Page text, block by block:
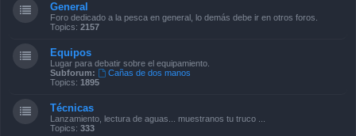
General
Foro dedicado a la pesca en general, lo demás debe ir en otros foros.
Topics: 2157
Equipos
Lugar para debatir sobre el equipamiento.
Subforum:
Cañas de dos manos
Topics: 1895
Técnicas
Lanzamiento, lectura de aguas... muestranos tu truco ...
Topics: 333